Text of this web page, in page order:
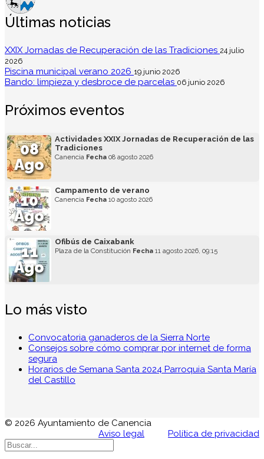
Últimas noticias
XXIX Jornadas de Recuperación de las Tradiciones 24 julio
2026
Piscina municipal verano 2026 19 junio 2026
Bando: limpieza y desbroce de parcelas 06 junio 2026
Próximos eventos
08
Ago
Actividades XXIX Jornadas de Recuperación de las
Tradiciones
Canencia Fecha 08 agosto 2026
10
Ago
Campamento de verano
Canencia Fecha 10 agosto 2026
11
Ago
Ofibús de Caixabank
Plaza de la Constitución Fecha 11 agosto 2026, 09:15
Lo más visto
Convocatoria ganaderos de la Sierra Norte
Consejos sobre cómo comprar por internet de forma
segura
Horarios de Semana Santa 2024 Parroquia Santa María
del Castillo
© 2026 Ayuntamiento de Canencia
Aviso legal
Política de privacidad